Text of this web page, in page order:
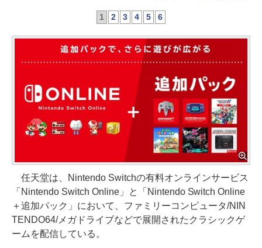
1 2 3 4 5 6
任天堂は、Nintendo Switchの有料オンラインサービス
「Nintendo Switch Online」と「Nintendo Switch Online
＋追加パック」において、ファミリーコンピュータ/NIN
TENDO64/メガドライブなどで展開されたクラシックゲ
ームを配信している。